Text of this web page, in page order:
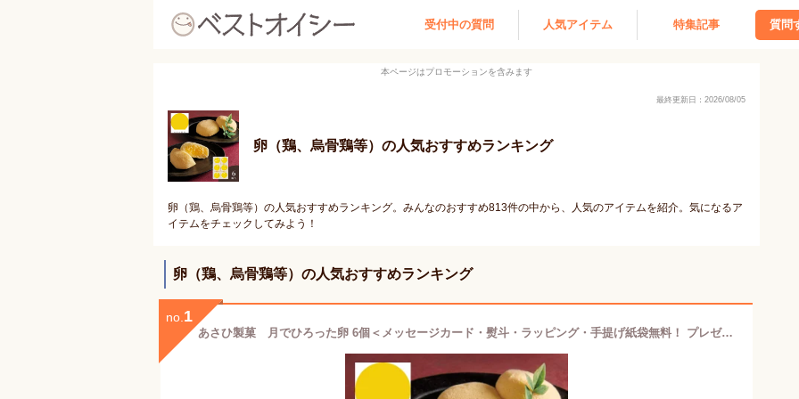
受付中の質問 人気アイテム 特集記事 質問
本ページはプロモーションを含みます
最終更新日：2026/08/05
卵（鶏、烏骨鶏等）の人気おすすめランキング
卵（鶏、烏骨鶏等）の人気おすすめランキング。みんなのおすすめ813件の中から、人気のアイテムを紹介。気になるア
イテムをチェックしてみよう！
卵（鶏、烏骨鶏等）の人気おすすめランキング
no. 1
あさひ製菓 月でひろった卵 6個＜メッセージカード・熨斗・ラッピング・手提げ紙袋無料！ プレゼント ギフト 引出物 まあるいご縁 お返し 手土産 お取り寄せ お菓子 スイーツ プチギフト 生菓子 ミルククリーム 国産和栗 あさひ製菓 山口県銘菓 個包装＞